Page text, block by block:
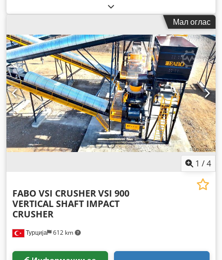
Мал оглас
1 /4
Турција 612 km
FABO VSI CRUSHER VSI 900
VERTICAL SHAFT IMPACT
CRUSHER